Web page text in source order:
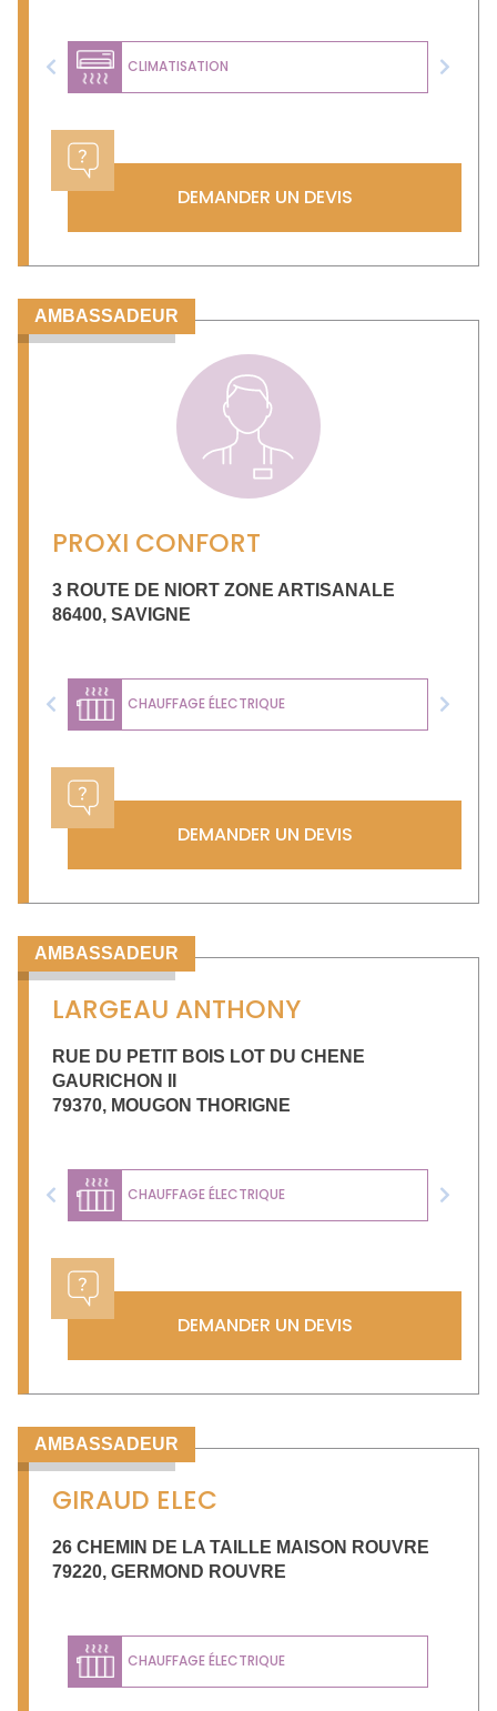
CLIMATISATION
Previous Next
DEMANDER UN DEVIS
AMBASSADEUR
PROXI CONFORT
3 ROUTE DE NIORT ZONE ARTISANALE
86400, SAVIGNE
CHAUFFAGE ÉLECTRIQUE
Previous Next
DEMANDER UN DEVIS
AMBASSADEUR
LARGEAU ANTHONY
RUE DU PETIT BOIS LOT DU CHENE
GAURICHON II
79370, MOUGON THORIGNE
CHAUFFAGE ÉLECTRIQUE
Previous Next
DEMANDER UN DEVIS
AMBASSADEUR
GIRAUD ELEC
26 CHEMIN DE LA TAILLE MAISON ROUVRE
79220, GERMOND ROUVRE
CHAUFFAGE ÉLECTRIQUE